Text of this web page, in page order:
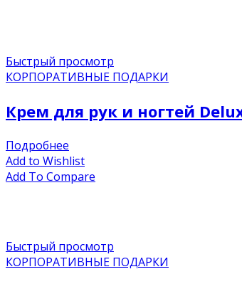
Быстрый просмотр
КОРПОРАТИВНЫЕ ПОДАРКИ
Крем для рук и ногтей
Подробнее
Add to Wishlist
Add To Compare
Быстрый просмотр
КОРПОРАТИВНЫЕ ПОДАРКИ